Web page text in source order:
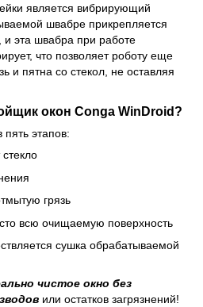
является вибрирующий
швабре прикрепляется
эта швабра при работе
что позволяет роботу еще
и пятна со стекол, не оставляя
окон Conga WinDroid?
этапов:
грязь
всю очищаемую поверхность
сушка обрабатываемой
чистое окно без
или остатков загрязнений!